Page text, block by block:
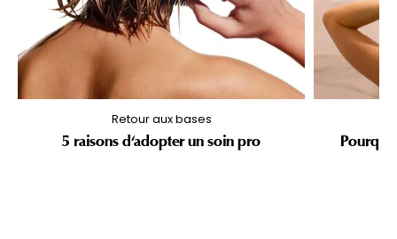
Retour aux bases
5 raisons d'adopter un soin pro